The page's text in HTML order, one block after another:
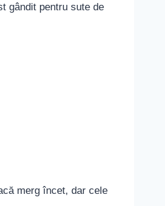
gândit pentru sute de
merg încet, dar cele